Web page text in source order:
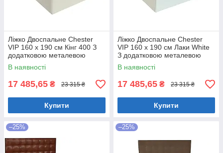
Ліжко Двоспальне Chester
VIP 160 х 190 см Кінг 400 З
додатковою металевою
цільнозварною рамою C1
Білий
В наявності
17 485,65 ₴ 23 315 ₴
Купити
Ліжко Двоспальне Chester
VIP 160 х 190 см Лаки White
З додатковою металевою
цільнозварною рамою Білий
В наявності
17 485,65 ₴ 23 315 ₴
Купити
–25% –25%